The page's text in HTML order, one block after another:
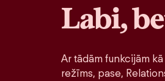
Labi,
Ar tādām funkcijām
režīms, pase,